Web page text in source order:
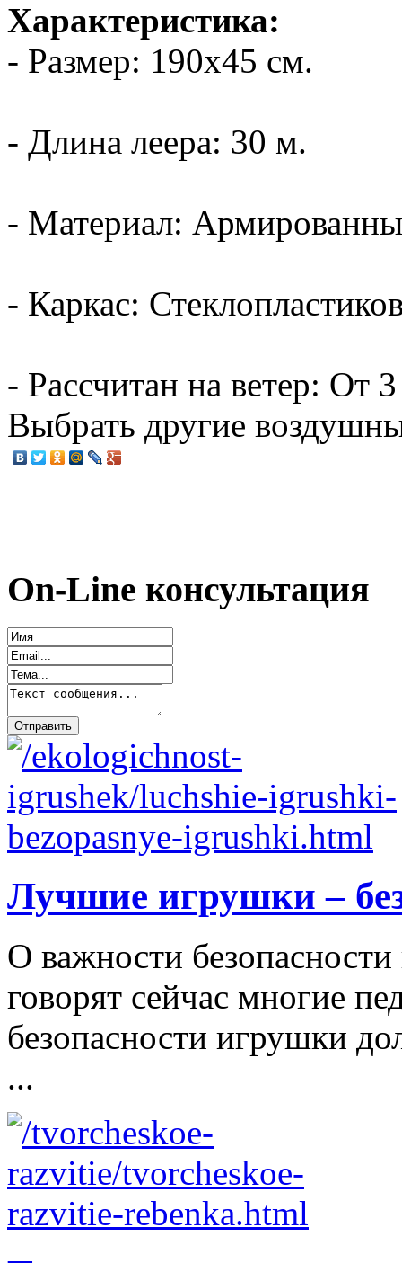
Характеристика:
- Размер: 190х45 см.
- Длина леера: 30 м.
- Материал:
- Каркас:
- Рассчитан на ветер: От
Выбрать другие
On-Line консультация
Лучшие игрушки –
О важности
говорят сейчас многие
безопасности игрушки
...